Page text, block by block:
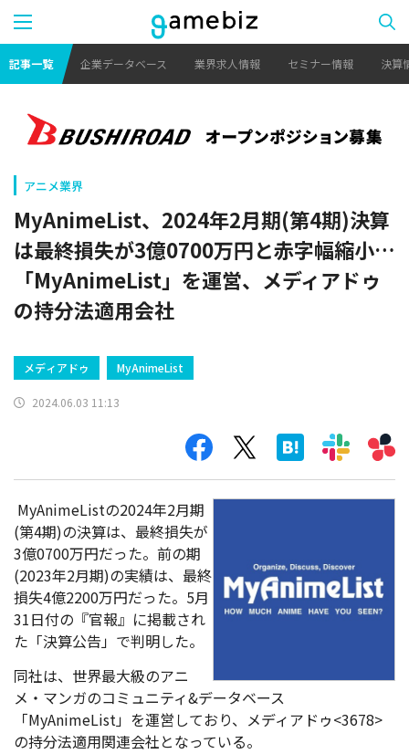
記事一覧 企業データベース 業界求人情報 セミナー情報 決算
アニメ業界
MyAnimeList、2024年2月期(第4期)決算
は最終損失が3億0700万円と赤字幅縮小…
「MyAnimeList」を運営、メディアドゥ
の持分法適用会社
メディアドゥ MyAnimeList
2024.06.03 11:13
MyAnimeListの2024年2月期
(第4期)の決算は、最終損失が
3億0700万円だった。前の期
(2023年2月期)の実績は、最終
損失4億2200万円だった。5月
31日付の『官報』に掲載され
た「決算公告」で判明した。
同社は、世界最大級のアニ
メ・マンガのコミュニティ&データベース
「MyAnimeList」を運営しており、メディアドゥ<3678>
の持分法適用関連会社となっている。